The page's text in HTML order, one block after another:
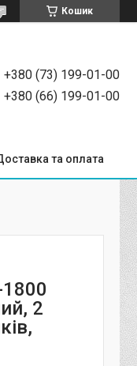
Кошик
+380 (73) 199-01-00
+380 (66) 199-01-00
та оплата
1800
2